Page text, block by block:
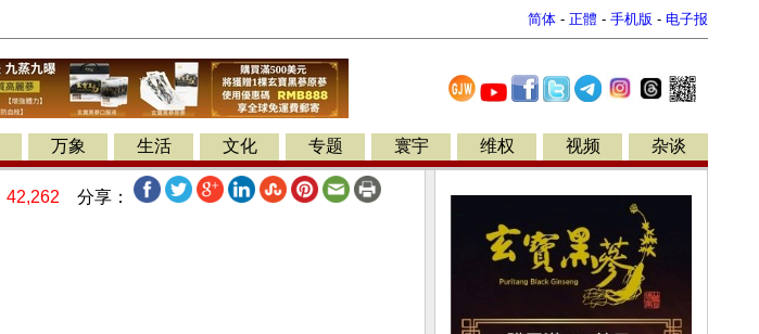
简体 - 正體 - 手机版 - 电子报
万象 生活 文化 专题 寰宇 维权 视频 杂谈
42,262 分享：